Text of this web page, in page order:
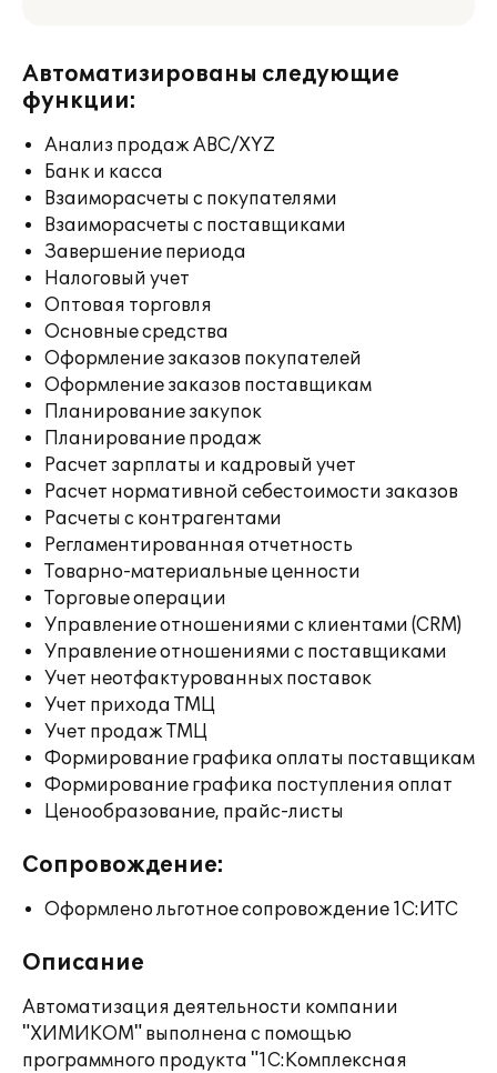
Автоматизированы следующие
функции:
Анализ продаж ABC/XYZ
Банк и касса
Взаиморасчеты с покупателями
Взаиморасчеты с поставщиками
Завершение периода
Налоговый учет
Оптовая торговля
Основные средства
Оформление заказов покупателей
Оформление заказов поставщикам
Планирование закупок
Планирование продаж
Расчет зарплаты и кадровый учет
Расчет нормативной себестоимости заказов
Расчеты с контрагентами
Регламентированная отчетность
Товарно-материальные ценности
Торговые операции
Управление отношениями с клиентами (CRM)
Управление отношениями с поставщиками
Учет неотфактурованных поставок
Учет прихода ТМЦ
Учет продаж ТМЦ
Формирование графика оплаты поставщикам
Формирование графика поступления оплат
Ценообразование, прайс-листы
Сопровождение:
Оформлено льготное сопровождение 1С:ИТС
Описание
Автоматизация деятельности компании
"ХИМИКОМ" выполнена с помощью
программного продукта "1С:Комплексная